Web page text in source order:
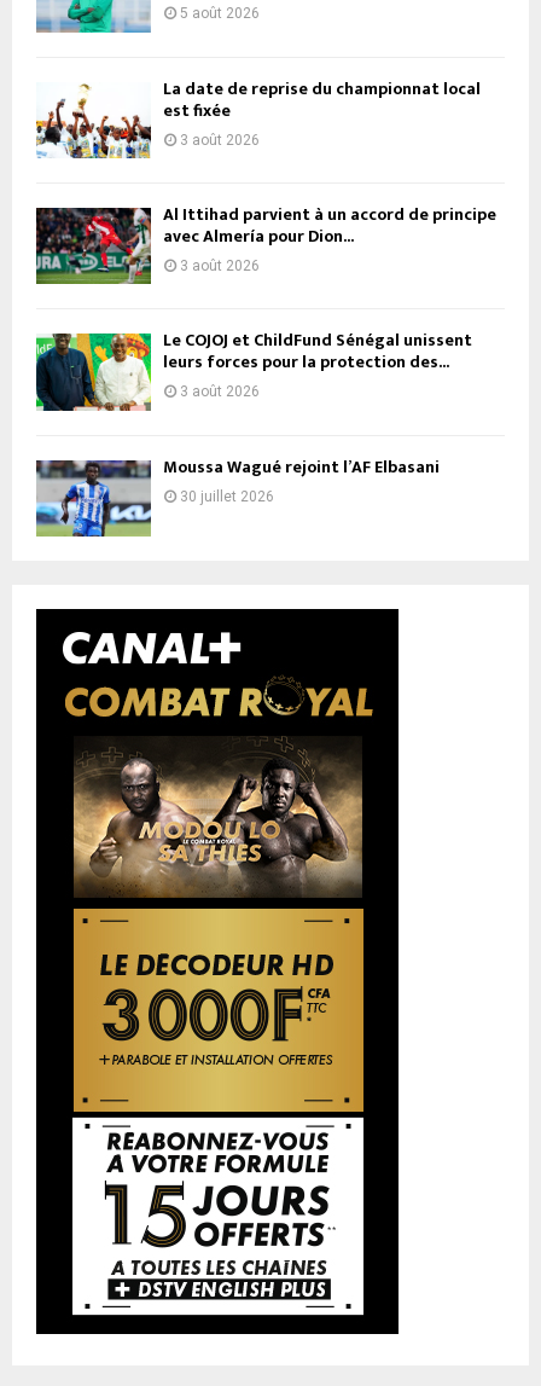
5 août 2026
La date de reprise du championnat local
est fixée
3 août 2026
Al Ittihad parvient à un accord de principe
avec Almería pour Dion...
3 août 2026
Le COJOJ et ChildFund Sénégal unissent
leurs forces pour la protection des...
3 août 2026
Moussa Wagué rejoint l’AF Elbasani
30 juillet 2026